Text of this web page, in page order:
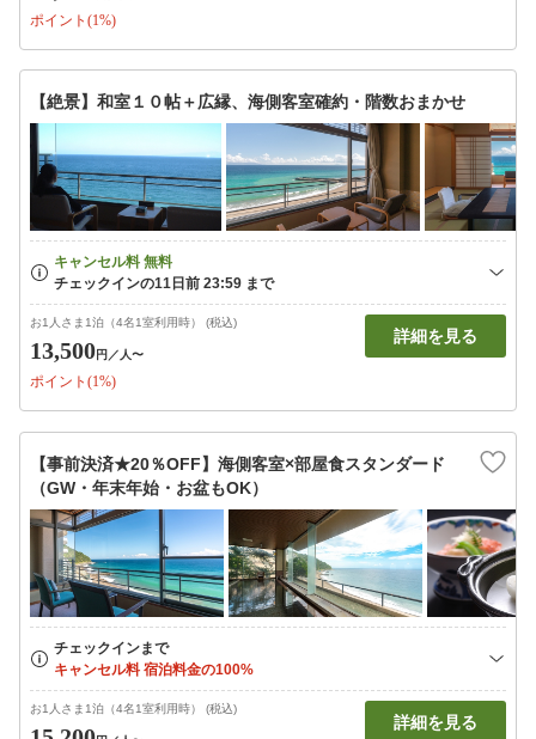
ポイント(1%)
【絶景】和室１０帖＋広縁、海側客室確約・階数おまかせ
お1人さま1泊（4名1室利用時） (税込)
13,500円 ／人〜
ポイント(1%)
詳細を見る
【事前決済★20％OFF】海側客室×部屋食スタンダード
（GW・年末年始・お盆もOK）
お1人さま1泊（4名1室利用時） (税込)
詳細を見る